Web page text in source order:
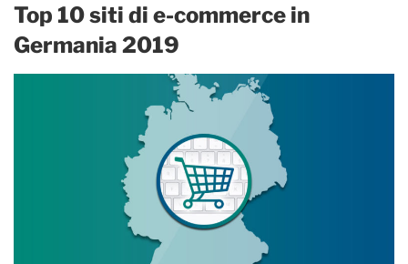
Top 10 siti di e-commerce in
Germania 2019